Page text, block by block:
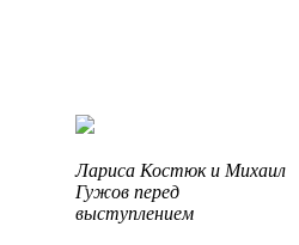
Лариса Костюк и Михаил
Гужов перед
выступлением